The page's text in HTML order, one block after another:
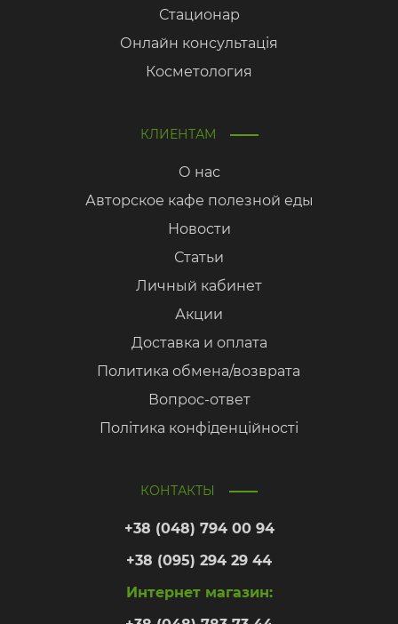
Стационар
Онлайн консультація
Косметология
КЛИЕНТАМ
О нас
Авторское кафе полезной еды
Новости
Статьи
Личный кабинет
Акции
Доставка и оплата
Политика обмена/возврата
Вопрос-ответ
Політика конфіденційності
КОНТАКТЫ
+38 (048) 794 00 94
+38 (095) 294 29 44
Интернет магазин: